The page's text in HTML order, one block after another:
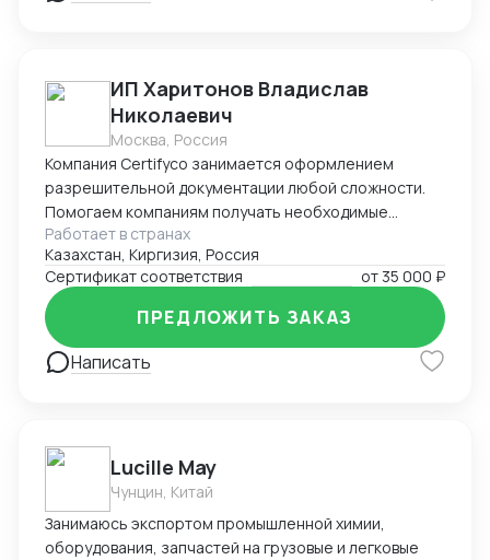
ИП Харитонов Владислав
Николаевич
Москва, Россия
Компания Certifyco занимается оформлением
разрешительной документации любой сложности.
Помогаем компаниям получать необходимые
документы для импорта, экспорта, реализации
продукции. Решаем самые сложные задачи.
Работает в странах
Казахстан, Киргизия, Россия
Сертификат соответствия
от 35 000 ₽
Написать
ПРЕДЛОЖИТЬ ЗАКАЗ
Lucille May
Чунцин, Китай
Занимаюсь экспортом промышленной химии,
оборудования, запчастей на грузовые и легковые